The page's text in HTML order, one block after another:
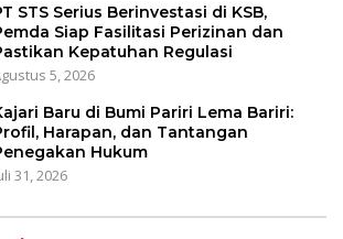
STS Serius Berinvestasi di KSB,
Siap Fasilitasi Perizinan dan
Kepatuhan Regulasi
5, 2026
Baru di Bumi Pariri Lema Bariri:
Harapan, dan Tantangan
Hukum
31, 2026